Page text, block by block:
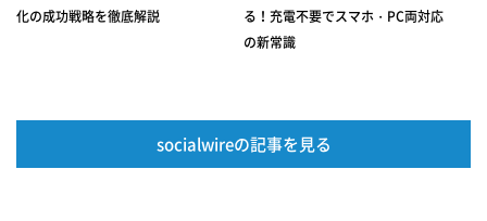
化の成功戦略を徹底解説
る！充電不要でスマホ・PC両対応
の新常識
socialwireの記事を見る